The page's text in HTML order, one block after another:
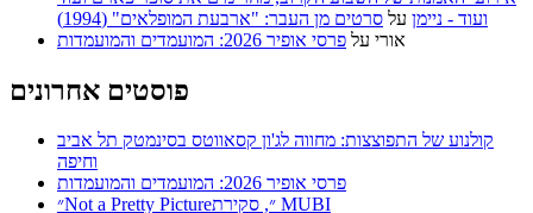
ועוד - ניימן על סרטים מן העבר: "ארבעת המופלאים" (1994)
אורי על פרסי אופיר 2026: המועמדים והמועמדות
פוסטים אחרונים
קולנוע של התפוצצות: מחווה לג'ון קסאווטס בסינמטק תל אביב
וחיפה
פרסי אופיר 2026: המועמדים והמועמדות
״Not a Pretty Picture״, סקירת MUBI